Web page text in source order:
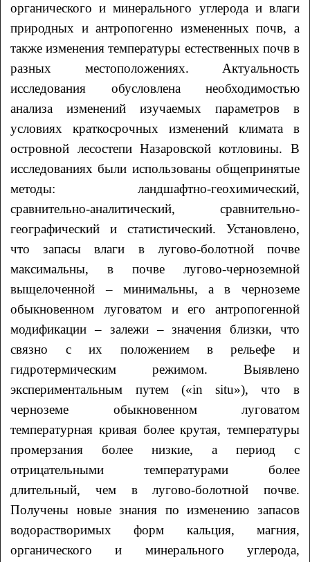
органического и минерального углерода и влаги
природных и антропогенно измененных почв, а
также изменения температуры естественных почв в
разных местоположениях. Актуальность
исследования обусловлена необходимостью
анализа изменений изучаемых параметров в
условиях краткосрочных изменений климата в
островной лесостепи Назаровской котловины. В
исследованиях были использованы общепринятые
методы: ландшафтно-геохимический,
сравнительно-аналитический, сравнительно-
географический и статистический. Установлено,
что запасы влаги в лугово-болотной почве
максимальны, в почве лугово-черноземной
выщелоченной – минимальны, а в черноземе
обыкновенном луговатом и его антропогенной
модификации – залежи – значения близки, что
связно с их положением в рельефе и
гидротермическим режимом. Выявлено
экспериментальным путем («in situ»), что в
черноземе обыкновенном луговатом
температурная кривая более крутая, температуры
промерзания более низкие, а период с
отрицательными температурами более
длительный, чем в лугово-болотной почве.
Получены новые знания по изменению запасов
водорастворимых форм кальция, магния,
органического и минерального углерода,